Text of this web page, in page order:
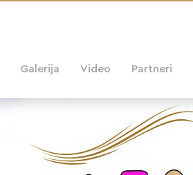
Galerija Video Partneri